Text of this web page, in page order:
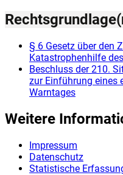
§ 6 Gesetz über den
Katastrophenhilfe
Beschluss der 210.
zur Einführung eines
Warntages
Weitere
Impressum
Datenschutz
Statistische